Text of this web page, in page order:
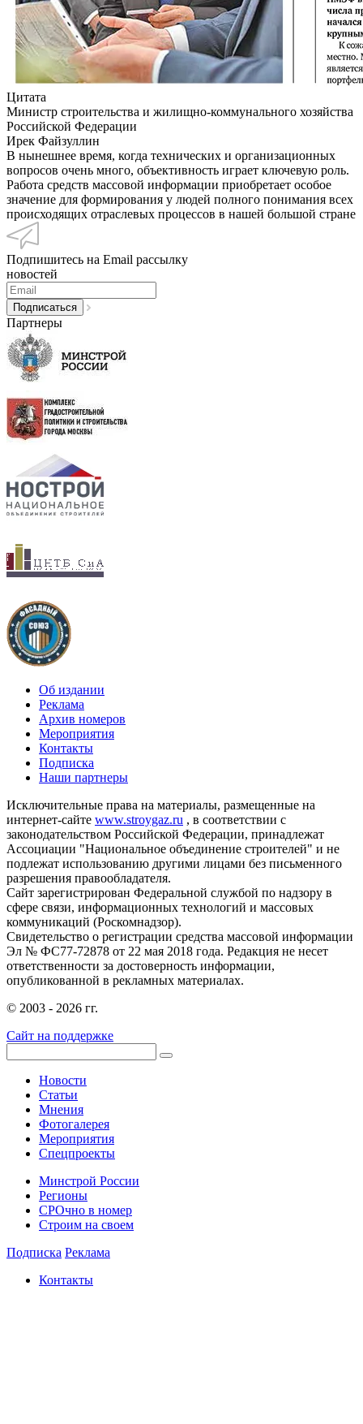
Цитата
Министр строительства и жилищно-коммунального хозяйства
Российской Федерации
Ирек Файзуллин
В нынешнее время, когда технических и организационных
вопросов очень много, объективность играет ключевую роль.
Работа средств массовой информации приобретает особое
значение для формирования у людей полного понимания всех
происходящих отраслевых процессов в нашей большой стране
Подпишитесь на Email рассылку
новостей
Партнеры
Об издании
Реклама
Архив номеров
Мероприятия
Контакты
Подписка
Наши партнеры
Исключительные права на материалы, размещенные на
интернет-сайте www.stroygaz.ru , в соответствии с
законодательством Российской Федерации, принадлежат
Ассоциации "Национальное объединение строителей" и не
подлежат использованию другими лицами без письменного
разрешения правообладателя.
Сайт зарегистрирован Федеральной службой по надзору в
сфере связи, информационных технологий и массовых
коммуникаций (Роскомнадзор).
Свидетельство о регистрации средства массовой информации
Эл № ФС77-72878 от 22 мая 2018 года. Редакция не несет
ответственности за достоверность информации,
опубликованной в рекламных материалах.
© 2003 - 2026 гг.
Сайт на поддержке
Новости
Статьи
Мнения
Фотогалерея
Мероприятия
Спецпроекты
Минстрой России
Регионы
СРОчно в номер
Строим на своем
Подписка Реклама
Контакты